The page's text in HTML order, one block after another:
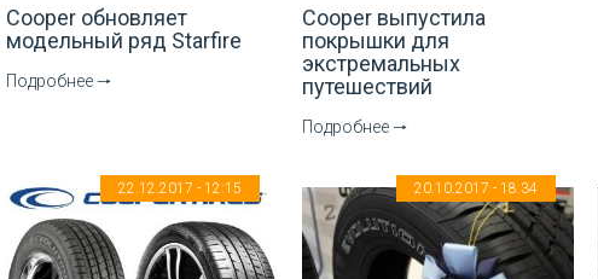
Cooper обновляет
модельный ряд Starfire
Подробнее 🠒
Cooper выпустила
покрышки для
экстремальных
путешествий
Подробнее 🠒
22.12.2017 - 12:15 20.10.2017 - 18:34